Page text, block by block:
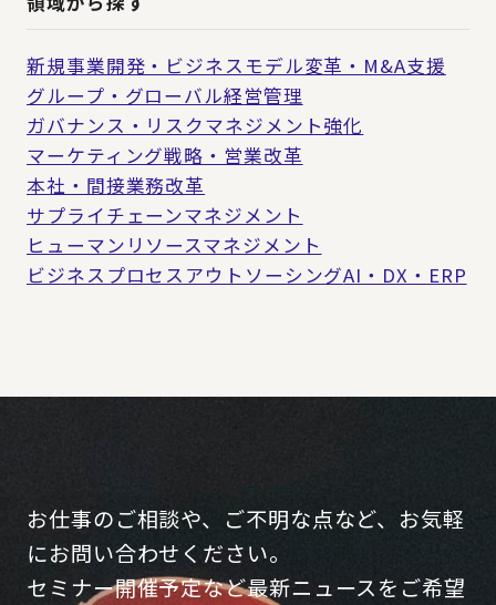
新規事業開発・ビジネスモデル変革・M&A支援
グループ・グローバル経営管理
ガバナンス・リスクマネジメント強化
マーケティング戦略・営業改革
本社・間接業務改革
サプライチェーンマネジメント
ヒューマンリソースマネジメント
ビジネスプロセスアウトソーシングAI・DX・ERP
お仕事のご相談や、ご不明な点など、お気軽
にお問い合わせください。
セミナー開催予定など最新ニュースをご希望